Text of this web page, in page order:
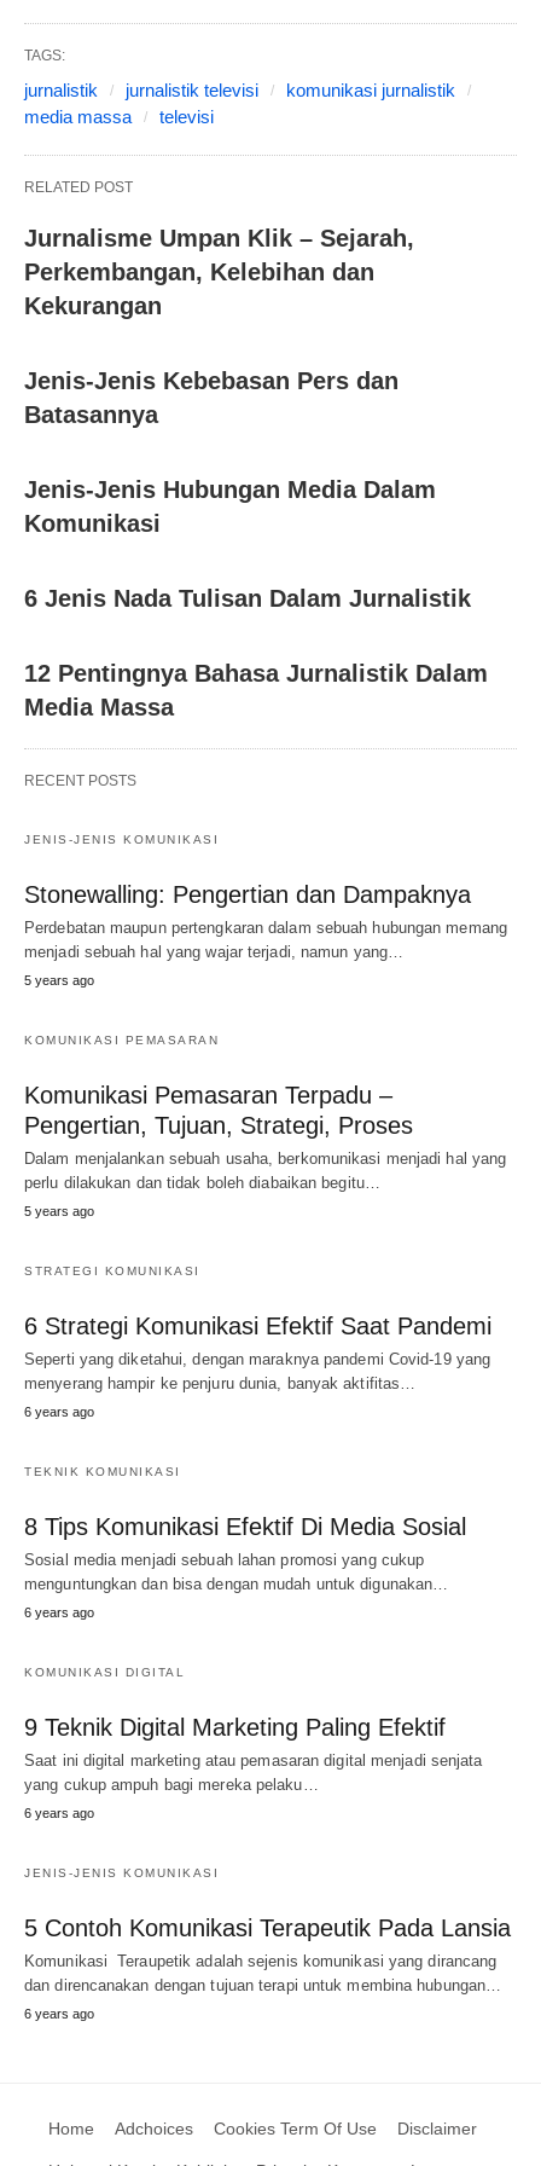
TAGS:
jurnalistik jurnalistik televisi
komunikasi jurnalistik
media massa
televisi
RELATED POST
Jurnalisme Umpan Klik – Sejarah,
Perkembangan, Kelebihan dan
Kekurangan
Jenis-Jenis Kebebasan Pers dan
Batasannya
Jenis-Jenis Hubungan Media Dalam
Komunikasi
6 Jenis Nada Tulisan Dalam Jurnalistik
12 Pentingnya Bahasa Jurnalistik Dalam
Media Massa
RECENT POSTS
JENIS-JENIS KOMUNIKASI
Stonewalling: Pengertian dan Dampaknya
Perdebatan maupun pertengkaran dalam sebuah hubungan memang
menjadi sebuah hal yang wajar terjadi, namun yang…
5 years ago
KOMUNIKASI PEMASARAN
Komunikasi Pemasaran Terpadu –
Pengertian, Tujuan, Strategi, Proses
Dalam menjalankan sebuah usaha, berkomunikasi menjadi hal yang
perlu dilakukan dan tidak boleh diabaikan begitu…
5 years ago
STRATEGI KOMUNIKASI
6 Strategi Komunikasi Efektif Saat Pandemi
Seperti yang diketahui, dengan maraknya pandemi Covid-19 yang
menyerang hampir ke penjuru dunia, banyak aktifitas…
6 years ago
TEKNIK KOMUNIKASI
8 Tips Komunikasi Efektif Di Media Sosial
Sosial media menjadi sebuah lahan promosi yang cukup
menguntungkan dan bisa dengan mudah untuk digunakan…
6 years ago
KOMUNIKASI DIGITAL
9 Teknik Digital Marketing Paling Efektif
Saat ini digital marketing atau pemasaran digital menjadi senjata
yang cukup ampuh bagi mereka pelaku…
6 years ago
JENIS-JENIS KOMUNIKASI
5 Contoh Komunikasi Terapeutik Pada Lansia
Komunikasi Teraupetik adalah sejenis komunikasi yang dirancang
dan direncanakan dengan tujuan terapi untuk membina hubungan…
6 years ago
Home Adchoices Cookies Term Of Use Disclaimer